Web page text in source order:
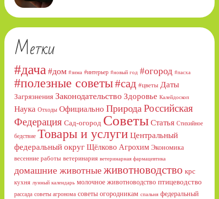
Метки
#дача #дом #зима #интерьер #новый год #огород #пасха
#полезные советы#сад #цветы Даты
Загрязнения Законодательство Здоровье Калейдоскоп
Наука Отходы Официально Природа Российская
Федерация Сад-огород Советы Статья Стихийное
бедствие Товары и услуги Центральный
федеральный округ Щёлково Агрохим Экономика
весенние работы ветеринария ветеринарная фармацевтика
домашние животныеживотноводство крс
кухня лунный календарь молочное животноводство птицеводство
рассада советы агронома советы огородникам спальня федеральный